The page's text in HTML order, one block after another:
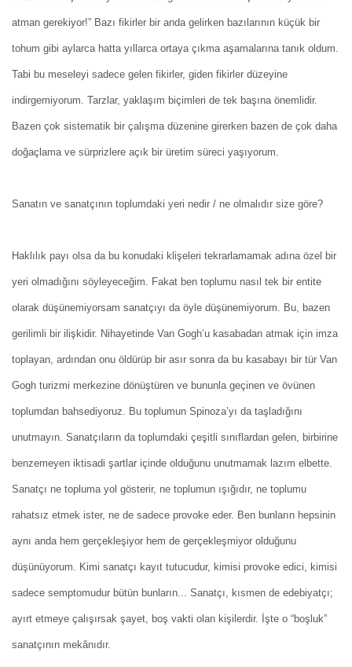
atman gerekiyor!” Bazı fikirler bir anda gelirken bazılarının küçük bir
tohum gibi aylarca hatta yıllarca ortaya çıkma aşamalarına tanık oldum.
Tabi bu meseleyi sadece gelen fikirler, giden fikirler düzeyine
indirgemiyorum. Tarzlar, yaklaşım biçimleri de tek başına önemlidir.
Bazen çok sistematik bir çalışma düzenine girerken bazen de çok daha
doğaçlama ve sürprizlere açık bir üretim süreci yaşıyorum.
Sanatın ve sanatçının toplumdaki yeri nedir / ne olmalıdır size göre?
Haklılık payı olsa da bu konudaki klişeleri tekrarlamamak adına özel bir
yeri olmadığını söyleyeceğim. Fakat ben toplumu nasıl tek bir entite
olarak düşünemiyorsam sanatçıyı da öyle düşünemiyorum. Bu, bazen
gerilimli bir ilişkidir. Nihayetinde Van Gogh’u kasabadan atmak için imza
toplayan, ardından onu öldürüp bir asır sonra da bu kasabayı bir tür Van
Gogh turizmi merkezine dönüştüren ve bununla geçinen ve övünen
toplumdan bahsediyoruz. Bu toplumun Spinoza’yı da taşladığını
unutmayın. Sanatçıların da toplumdaki çeşitli sınıflardan gelen, birbirine
benzemeyen iktisadi şartlar içinde olduğunu unutmamak lazım elbette.
Sanatçı ne topluma yol gösterir, ne toplumun ışığıdır, ne toplumu
rahatsız etmek ister, ne de sadece provoke eder. Ben bunların hepsinin
aynı anda hem gerçekleşiyor hem de gerçekleşmiyor olduğunu
düşünüyorum. Kimi sanatçı kayıt tutucudur, kimisi provoke edici, kimisi
sadece semptomudur bütün bunların... Sanatçı, kısmen de edebiyatçı;
ayırt etmeye çalışırsak şayet, boş vakti olan kişilerdir. İşte o “boşluk”
sanatçının mekânıdır.